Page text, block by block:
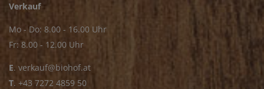
Verkauf
Mo - Do: 8.00 - 16.00 Uhr
Fr: 8.00 - 12.00 Uhr
E. verkauf@biohof.at
T. +43 7272 4859 50